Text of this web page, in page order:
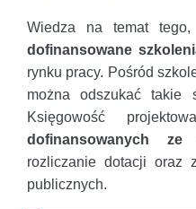
Wiedza na temat
dofinansowane
rynku pracy. Pośród
można odszukać takie
Księgowość
dofinansowanych
rozliczanie dotacji oraz
publicznych.